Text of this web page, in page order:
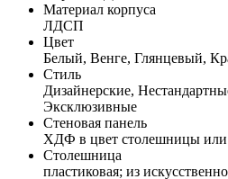
Материал корпуса
ЛДСП
Цвет
Белый, Венге, Глянцевый,
Стиль
Дизайнерские,
Эксклюзивные
Стеновая панель
ХДФ в цвет столешницы или
Столешница
пластиковая; из